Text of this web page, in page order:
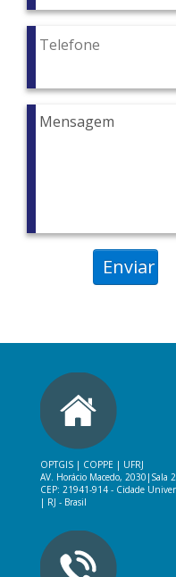
Enviar
OPTGIS | COPPE | UFRJ
AV. Horácio Macedo, 2030| Sala
CEP: 21941-914 - Cidade
| RJ - Brasil